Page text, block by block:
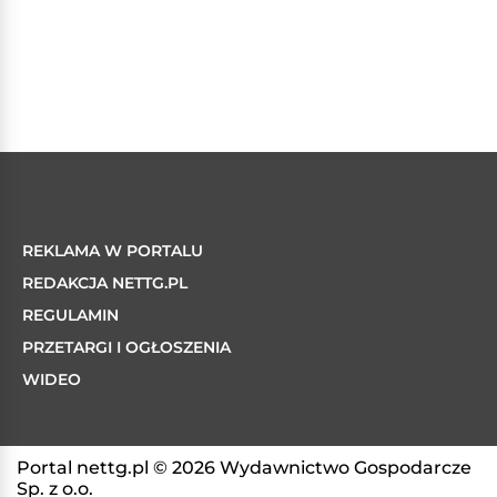
REKLAMA W PORTALU
REDAKCJA NETTG.PL
REGULAMIN
PRZETARGI I OGŁOSZENIA
WIDEO
Portal nettg.pl © 2026 Wydawnictwo Gospodarcze
Sp. z o.o.